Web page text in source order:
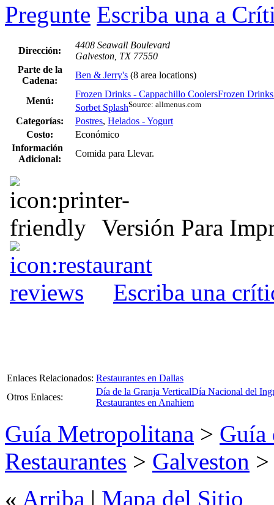
Pregunte Escriba una a
Dirección:
4408 Seawall Boulevard
Galveston, TX 77550
Parte de la
Cadena:
Ben & Jerry's (8 area locations)
Menú:
Frozen Drinks - Cappachillo CoolersFrozen
Sorbet SplashSource: allmenus.com
Categorías: Postres, Helados - Yogurt
Costo:
Económico
Información
Adicional:
Comida para Llevar.
Versión Para
Escriba una
Enlaces Relacionados: Restaurantes en Dallas
Otros Enlaces:
Día de la Granja VerticalDía Nacional del
Restaurantes en Anahiem
Guía Metropolitana > Guía
Restaurantes > Galveston
« Arriba | Mapa del Sitio